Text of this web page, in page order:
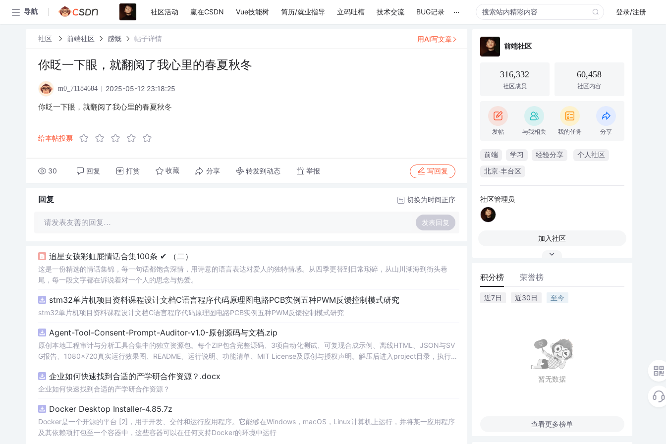
导航 社区活动 赢在CSDN Vue技能树 简历/就业指导 立码吐槽 技术交流 BUG记录 ... 登录/注册
社区 前端社区 感慨 帖子详情
你眨一下眼，就翻阅了我心里的春夏秋冬
m0_71184684 2025-05-12 23:18:25
你眨一下眼，就翻阅了我心里的春夏秋冬
给本帖投票
30 回复 打赏 收藏 分享 转发到动态 举报 写回复
用AI写文章
回复 切换为时间正序
请发表友善的回复… 发表回复
追星女孩彩虹屁情话合集100条 ✔︎ （二）
这是一份精选的情话集锦，每一句话都饱含深情，用诗意的语言表达对爱人的独特情感。从四季更替到日常琐碎，从山川湖海到街头巷
尾，每一段文字都在诉说着对一个人的思念与热爱。
stm32单片机项目资料课程设计文档C语言程序代码原理图电路PCB实例五种PWM反馈控制模式研究
stm32单片机项目资料课程设计文档C语言程序代码原理图电路PCB实例五种PWM反馈控制模式研究
Agent-Tool-Consent-Prompt-Auditor-v1.0-原创源码与文档.zip
原创本地工程审计与分析工具合集中的独立资源包。每个ZIP包含完整源码、3项自动化测试、可复现合成示例、离线HTML、JSON与SV
G报告、1080×720真实运行效果图、README、运行说明、功能清单、MIT License及原创与授权声明。解压后进入project目录，执行np
源码、Logo、官方截图、论文、生产日志或其他受限素材。适合前端开发、AI应用工程、测试审计和课程实践。
企业如何快速找到合适的产学研合作资源？.docx
企业如何快速找到合适的产学研合作资源？
Docker Desktop Installer-4.85.7z
Docker是一个开源的平台 [2]，用于开发、交付和运行应用程序。它能够在Windows，macOS，Linux计算机上运行，并将某一应用程序
及其依赖项打包至一个容器中，这些容器可以在任何支持Docker的环境中运行
前端社区
316,332
社区成员
60,458
社区内容
发帖 与我相关 我的任务 分享
前端 学习 经验分享 个人社区
北京·丰台区
社区管理员
加入社区
积分榜 荣誉榜
近7日 近30日 至今
暂无数据
查看更多榜单